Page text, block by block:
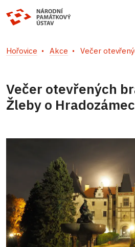
Hořovice Akce Večer
Večer otevřených
Žleby o